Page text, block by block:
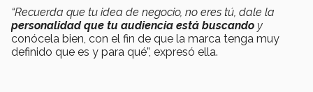
“Recuerda que tu idea de negocio, no eres tú, dale la
personalidad que tu audiencia está buscando y
conócela bien, con el fin de que la marca tenga muy
definido que es y para qué”, expresó ella.